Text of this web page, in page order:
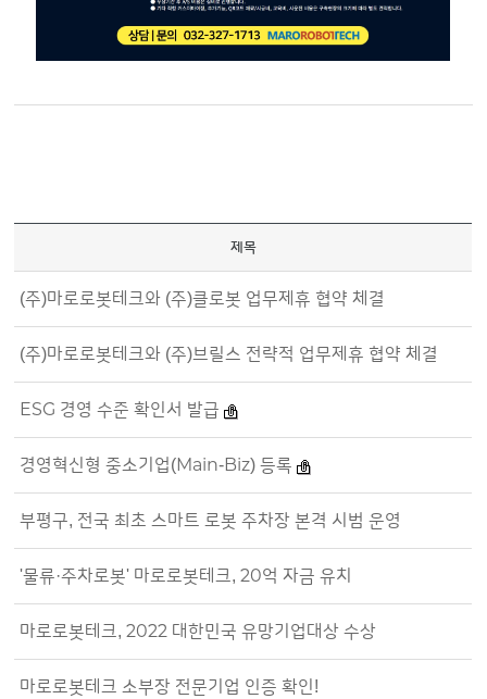
제목
(주)마로로봇테크와 (주)클로봇 업무제휴 협약 체결
(주)마로로봇테크와 (주)브릴스 전략적 업무제휴 협약 체결
ESG 경영 수준 확인서 발급
경영혁신형 중소기업(Main-Biz) 등록
부평구, 전국 최초 스마트 로봇 주차장 본격 시범 운영
'물류·주차로봇' 마로로봇테크, 20억 자금 유치
마로로봇테크, 2022 대한민국 유망기업대상 수상
마로로봇테크 소부장 전문기업 인증 확인!